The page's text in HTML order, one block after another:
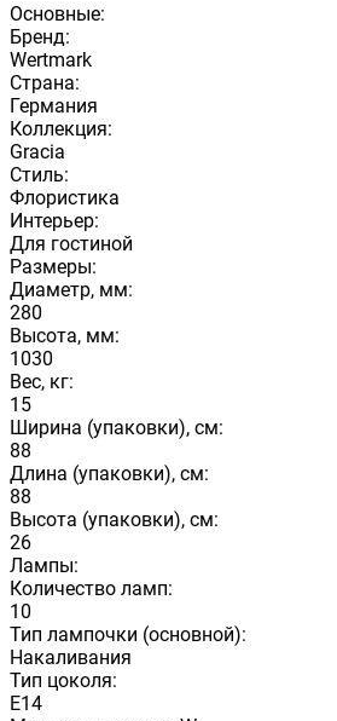
Основные:
Бренд:
Wertmark
Страна:
Германия
Коллекция:
Gracia
Стиль:
Флористика
Интерьер:
Для гостиной
Размеры:
Диаметр, мм:
280
Высота, мм:
1030
Вес, кг:
15
Ширина (упаковки), см:
88
Длина (упаковки), см:
88
Высота (упаковки), см:
26
Лампы:
Количество ламп:
10
Тип лампочки (основной):
Накаливания
Тип цоколя:
E14